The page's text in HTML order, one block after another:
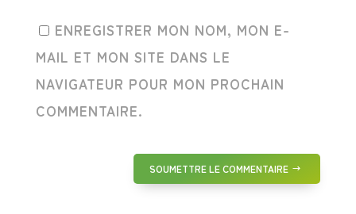
ENREGISTRER MON NOM, MON E-
MAIL ET MON SITE DANS LE
NAVIGATEUR POUR MON PROCHAIN
COMMENTAIRE.
SOUMETTRE LE COMMENTAIRE